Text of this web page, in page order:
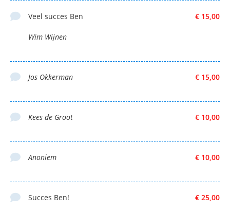
€ 15,00
Veel succes Ben
Wim Wijnen
€ 15,00
Jos Okkerman
€ 10,00
Kees de Groot
€ 10,00
Anoniem
€ 25,00
Succes Ben!